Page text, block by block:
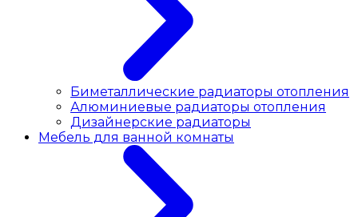
Биметаллические радиаторы отопления
Алюминиевые радиаторы отопления
Дизайнерские радиаторы
Мебель для ванной комнаты